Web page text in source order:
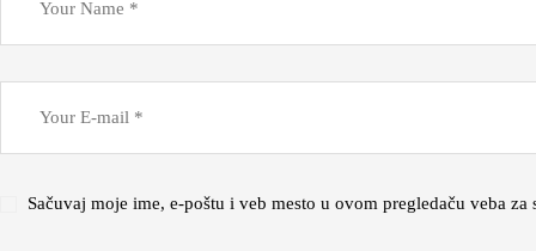
Sačuvaj moje ime, e-poštu i veb mesto u ovom pregledaču veba za